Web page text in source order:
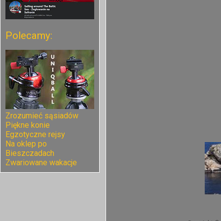
Polecamy:
Zrozumieć sąsiadów
Piękne konie
Egzotyczne rejsy
Na oklep po
Bieszczadach
Zwariowane wakacje